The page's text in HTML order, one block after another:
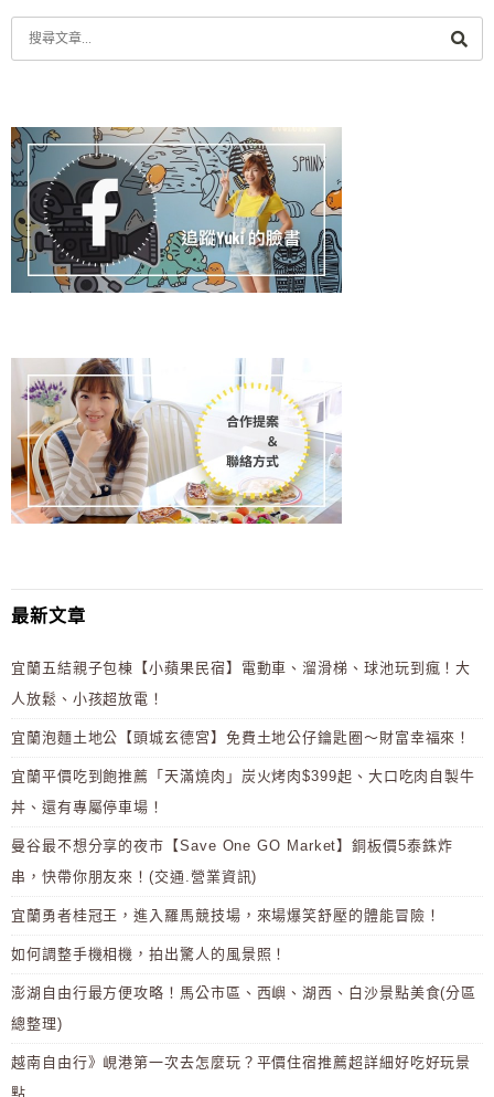
最新文章
宜蘭五結親子包棟【小蘋果民宿】電動車、溜滑梯、球池玩到瘋！大
人放鬆、小孩超放電！
宜蘭泡麵土地公【頭城玄德宮】免費土地公仔鑰匙圈～財富幸福來！
宜蘭平價吃到飽推薦「天滿燒肉」炭火烤肉$399起、大口吃肉自製牛
丼、還有專屬停車場！
曼谷最不想分享的夜市【Save One GO Market】銅板價5泰銖炸
串，快帶你朋友來！(交通.營業資訊)
宜蘭勇者桂冠王，進入羅馬競技場，來場爆笑舒壓的體能冒險！
如何調整手機相機，拍出驚人的風景照！
澎湖自由行最方便攻略！馬公市區、西嶼、湖西、白沙景點美食(分區
總整理)
越南自由行》峴港第一次去怎麼玩？平價住宿推薦超詳細好吃好玩景
點